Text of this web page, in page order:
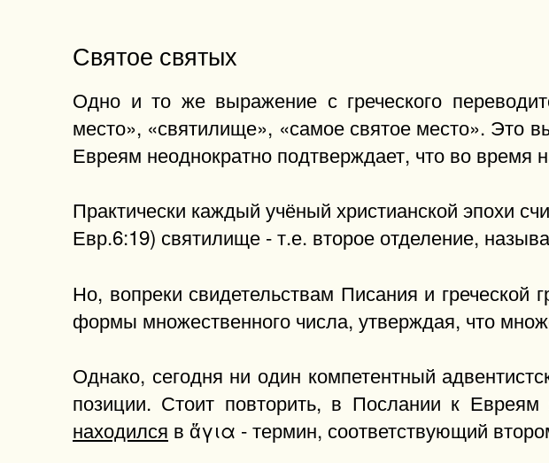
Святое святых
Одно и то же выражение с греческого
место», «святилище», «самое святое место». Это
Евреям неоднократно подтверждает, что во время
Практически каждый учёный христианской эпохи
Евр.6:19) святилище - т.е. второе отделение,
Но, вопреки свидетельствам Писания и
формы множественного числа, утверждая, что
Однако, сегодня ни один компетентный
позиции. Стоит повторить, в Послании к
находился в ἅγια - термин, соответствующий